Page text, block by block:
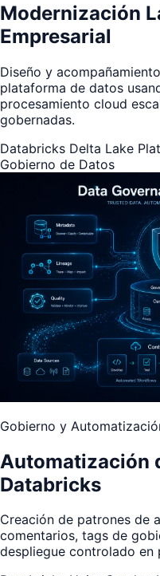
Modernización
Empresarial
Diseño y
plataforma de datos
procesamiento cloud
gobernadas.
Databricks Delta Lake
Gobierno de Datos
Gobierno y
Automatización
Databricks
Creación de patrones de
comentarios, tags de
despliegue controlado en